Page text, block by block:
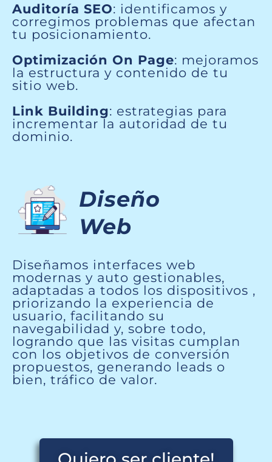
Auditoría SEO: identificamos y
corregimos problemas que afectan
tu posicionamiento.
Optimización On Page: mejoramos
la estructura y contenido de tu
sitio web.
Link Building: estrategias para
incrementar la autoridad de tu
dominio.
Diseño
Web
Diseñamos interfaces web
modernas y auto gestionables,
adaptadas a todos los dispositivos ,
priorizando la experiencia de
usuario, facilitando su
navegabilidad y, sobre todo,
logrando que las visitas cumplan
con los objetivos de conversión
propuestos, generando leads o
bien, tráfico de valor.